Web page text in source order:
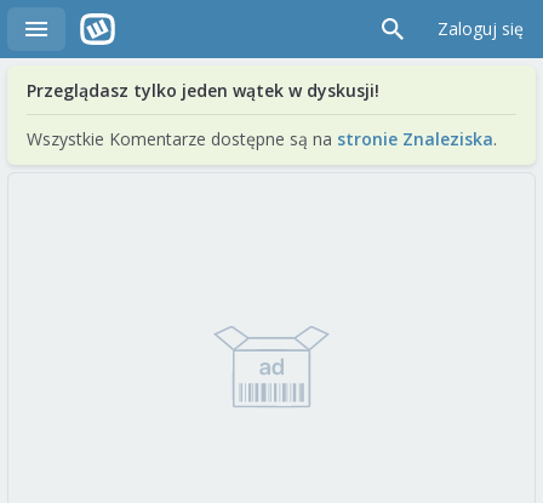
Zaloguj się
Przeglądasz tylko jeden wątek w dyskusji!
Wszystkie Komentarze dostępne są na stronie Znaleziska.